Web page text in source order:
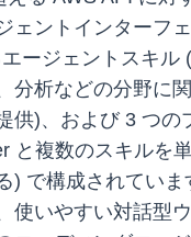
ェントインターフェ
ージェントスキル
分析などの分野に
供)、および 3 つの
と複数のスキルを
) で構成されていま
使いやすい対話型